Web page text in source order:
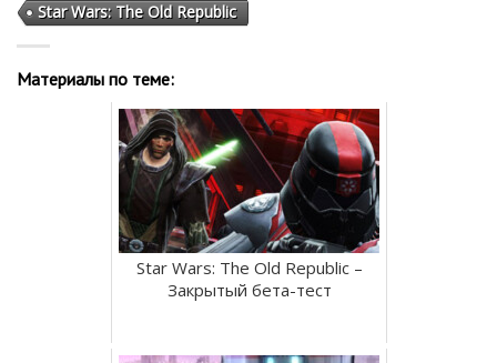
Star Wars: The Old Republic
Материалы по теме:
Star Wars: The Old Republic –
Закрытый бета-тест